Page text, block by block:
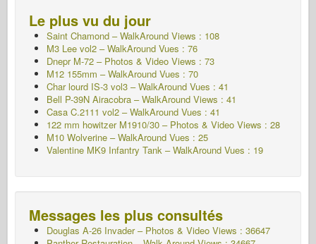
Le plus vu du jour
Saint Chamond – WalkAround Views : 108
M3 Lee vol2 – WalkAround Vues : 76
Dnepr M-72 – Photos & Video Views : 73
M12 155mm – WalkAround Vues : 70
Char lourd IS-3 vol3 – WalkAround Vues : 41
Bell P-39N Airacobra – WalkAround Views : 41
Casa C.2111 vol2 – WalkAround Vues : 41
122 mm howitzer M1910/30 – Photos & Video Views : 28
M10 Wolverine – WalkAround Vues : 25
Valentine MK9 Infantry Tank – WalkAround Vues : 19
Messages les plus consultés
Douglas A-26 Invader – Photos & Video Views : 36647